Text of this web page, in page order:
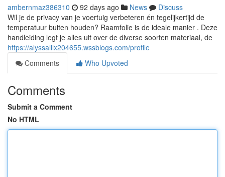
ambernmaz386310 92 days ago News
Discuss
Wil je de privacy van je voertuig verbeteren én tegelijkertijd de
temperatuur buiten houden? Raamfolie is de ideale manier . Deze
handleiding legt je alles uit over de diverse soorten materiaal, de
https://alyssalllx204655.wssblogs.com/profile
Comments
Who Upvoted
Comments
Submit a Comment
No HTML